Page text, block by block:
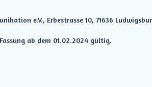
e.V., Erbestrasse 10, 71636
ab dem 01.02.2024 gültig.